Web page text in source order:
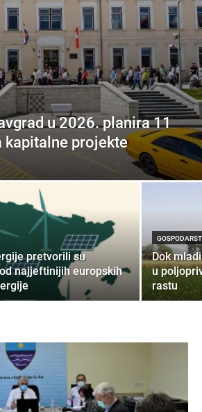
u 2026. planira 11
kapitalne projekte
pretvorili su
najjeftinijih europskih
Dok
u
rastu